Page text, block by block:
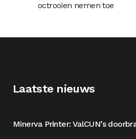
octrooien nemen toe
Laatste nieuws
Minerva Printer: ValCUN’s